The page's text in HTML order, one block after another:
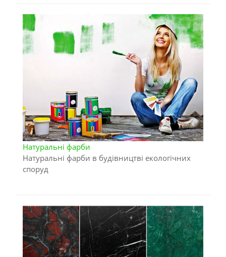
Натуральні фарби
Натуральні фарби в будівництві екологічних
споруд